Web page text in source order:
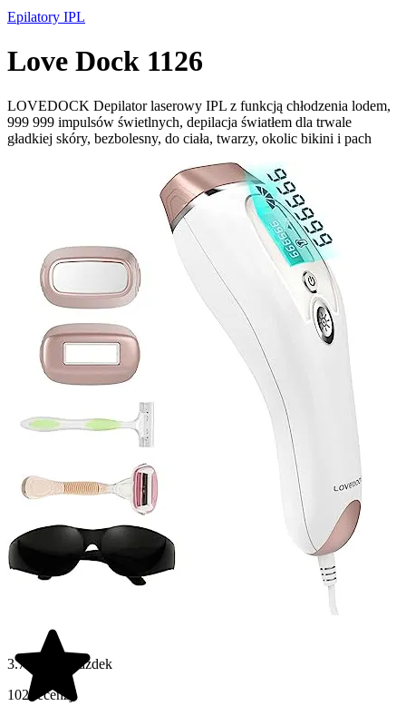
Epilatory IPL
Love Dock 1126
LOVEDOCK Depilator laserowy IPL z funkcją chłodzenia lodem,
999 999 impulsów świetlnych, depilacja światłem dla trwale
gładkiej skóry, bezbolesny, do ciała, twarzy, okolic bikini i pach
3.7 na 5 gwiazdek
102 recenzji